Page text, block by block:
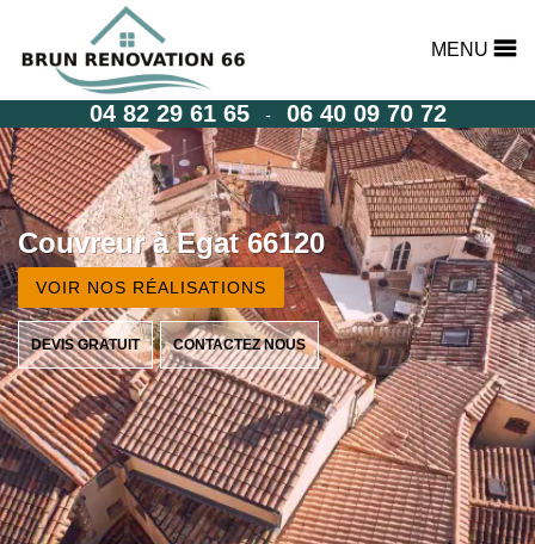
MENU
04 82 29 61 65 - 06 40 09 70 72
Couvreur à Egat 66120
VOIR NOS RÉALISATIONS
DEVIS GRATUIT CONTACTEZ NOUS